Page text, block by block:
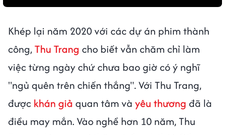
Khép lại năm 2020 với các dự án phim thành
công,Thu Trang cho biết vẫn chăm chỉ làm
việc từng ngày chứ chưa bao giờ có ý nghĩ
"ngủ quên trên chiến thắng". Với Thu Trang,
được khán giả quan tâm và yêu thương đã là
điều may mắn. Vào nghề hơn 10 năm, Thu